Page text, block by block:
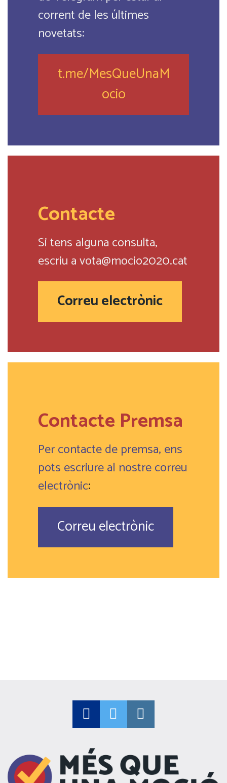
corrent de les últimes
novetats:
t.me/MesQueUnaM
ocio
Contacte
Si tens alguna consulta,
escriu avota@mocio2020.cat
Correu electrònic
Contacte Premsa
Per contacte de premsa, ens
pots escriure al nostre correu
electrònic:
Correu electrònic